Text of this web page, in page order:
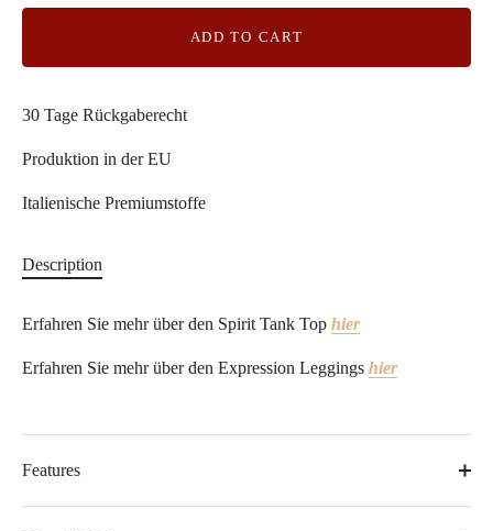
ADD TO CART
30 Tage Rückgaberecht
Produktion in der EU
Italienische Premiumstoffe
Description
Erfahren Sie mehr über den Spirit Tank Top hier
Erfahren Sie mehr über den Expression Leggings hier
Features